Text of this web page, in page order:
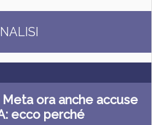
ora anche accuse
ecco perché